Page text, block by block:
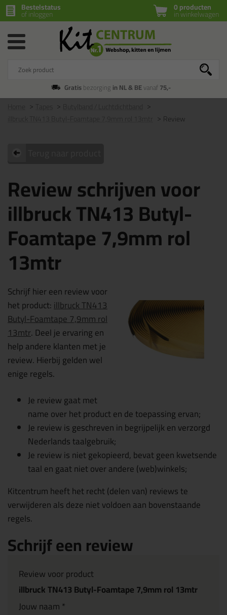
0 producten
in winkelwagen
Bestelstatus
of inloggen
Gratisbezorging in NL & BEvanaf75,-
illbruck TN413 Butyl-Foamtape 7,9mm rol 13mtr
Review
Review schrijven voor
illbruck TN413 Butyl-
Foamtape 7,9mm rol
13mtr
Schrijf hier een review voor
het product:illbruck TN413
Butyl-Foamtape 7,9mm rol
13mtr. Deel je ervaring en
help andere klanten met je
review. Hierbij gelden wel
enige regels.
Je review gaat met
name over het product en de toepassing ervan;
Je review is geschreven in begrijpelijk en verzorgd
Nederlands taalgebruik;
Je review is niet gekopieerd, bevat geen kwetsende
taal en gaat niet over andere (web)winkels;
Kitcentrum heeft het recht (delen van) reviews te
verwijderen als deze niet voldoen aan bovenstaande
regels.
Schrijf een review
Review voor product
illbruck TN413 Butyl-Foamtape 7,9mm rol 13mtr
Jouw naam *